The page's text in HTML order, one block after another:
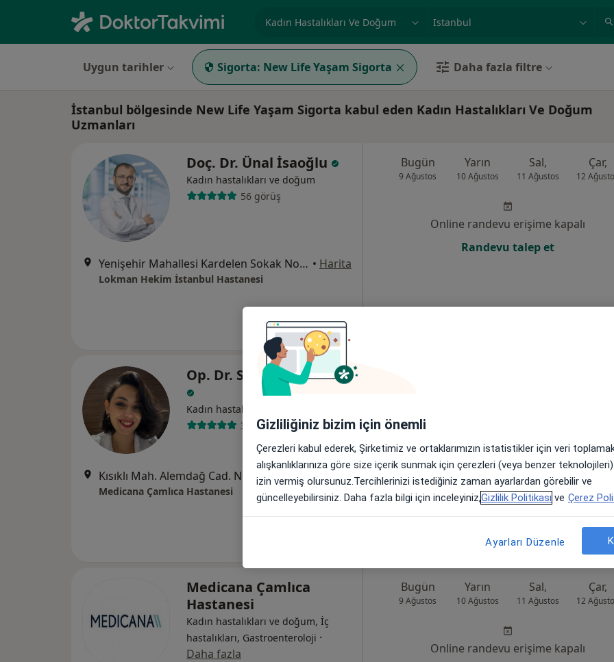
Uygun tarihler Sigorta: New Life Yaşam Sigorta Daha fazla filtre
İstanbul bölgesinde New Life Yaşam Sigorta kabul eden Kadın Hastalıkları Ve Doğum
Uzmanları
Doç. Dr. Ünal İsaoğlu
Kadın hastalıkları ve doğum
56 görüş
Yenişehir Mahallesi Kardelen Sokak No:2, Pendik • Harita
Lokman Hekim İstanbul Hastanesi
Bugün
9 Ağustos
Yarın
10 Ağustos
Sal,
11 Ağustos
Çar,
12
Online randevu erişime kapalı
Randevu talep et
Op. Dr. Sevde Çetinkaya
Kadın hastalıkları ve doğum
3 görüş
Kısıklı Mah. Alemdağ Cad. No: 113, Üsküdar •Harita
Medicana Çamlıca Hastanesi
Randevu talep et
Medicana Çamlıca
Hastanesi
Kadın hastalıkları ve doğum, İç
hastalıkları, Gastroenteroloji ·
Daha fazla
Bugün
9 Ağustos
Yarın
10 Ağustos
Sal,
11 Ağustos
Çar,
12
Online randevu erişime kapalı
Gizliliğiniz bizim için önemli
Çerezleri kabul ederek, Şirketimiz ve ortaklarımızın istatistikler için veri
alışkanlıklarınıza göre size içerik sunmak için çerezleri (veya benzer
izin vermiş olursunuz.Tercihlerinizi istediğiniz zaman ayarlardan görebilir ve
güncelleyebilirsiniz. Daha fazla bilgi için inceleyiniz,Gizlilik Politikası ve Çerez
Ayarları Düzenle